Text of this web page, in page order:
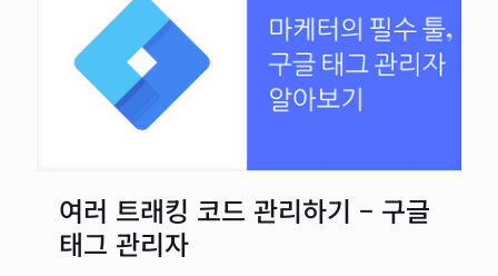
여러 트래킹 코드 관리하기 – 구글
태그 관리자